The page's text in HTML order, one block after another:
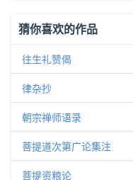
猜你喜欢的作品
往生礼赞偈
律杂抄
朝宗禅师语录
菩提道次第广论集注
菩提资粮论